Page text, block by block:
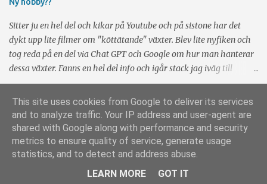
(2008) och The Dark Knight Rises (2012). Dessa är riktigt bra men
saknar i mitt tycke l...
Sitter ju en hel del och kikar på Youtube och på sistone har det
dykt upp lite filmer om "köttätande" växter. Blev lite nyfiken och
tog reda på en del via Chat GPT och Google om hur man hanterar
dessa växter. Fanns en hel del info och igår stack jag iväg till
Plantagen och köpte två Flugtrumpeter (Sarracenia). De ska
tydligen vara ganska enkla att ta hand om om man bara är lite
försiktig. Lite coola är de allt och om det sätter sig en insekt på
dem så åker insekten ner i de trattformade blommorna. Där blir
de fast i en vätska och kan inte komma upp igen. Nåja, vi får väl se
hur det går och kanske återkommer jag igen om detta om det
faller väl ut. Lite kort fakta om Flugtrumpet finns på Wikipedia .
Använder Blogger
Upphovsrätt: Stefan & Nadja Sahlin
This site uses cookies from Google to deliver its services
and to analyze traffic. Your IP address and user-agent are
shared with Google along with performance and security
metrics to ensure quality of service, generate usage
statistics, and to detect and address abuse.
LEARN MORE
GOT IT